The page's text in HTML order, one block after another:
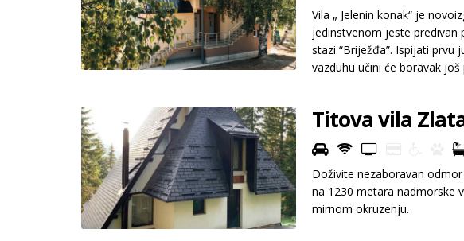
Vila „ Jelenin konak“ je
jedinstvenom jeste predivan
stazi “Briježđa”. Ispijati
vazduhu učini će boravak
Titova vila
Doživite nezaboravan
na 1230 metara nadmorske
mirnom okruzenju.